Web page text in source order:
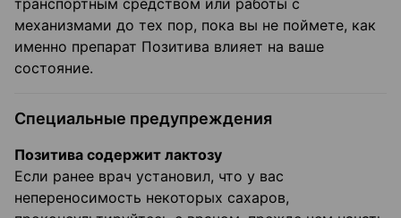
транспортным средством или работы с
механизмами до тех пор, пока вы не поймете, как
именно препарат Позитива влияет на ваше
состояние.
Специальные предупреждения
Позитива содержит лактозу
Если ранее врач установил, что у вас
непереносимость некоторых сахаров,